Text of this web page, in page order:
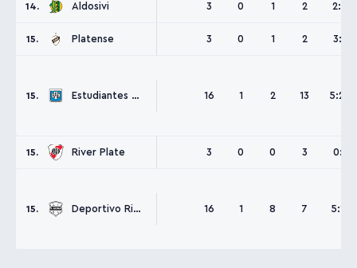
14. Aldosivi 3 0 1 2 2:4
15. Platense 3 0 1 2 3:8
15. Estudiantes Río Cuarto 16 1 2 13 5:24
15. River Plate 3 0 0 3 0:3
15. Deportivo Riestra 16 1 8 7 5:12